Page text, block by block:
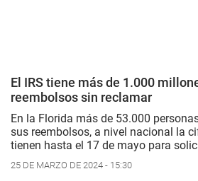
El IRS tiene más de 1.000
reembolsos sin reclamar
En la Florida más de 53.000
sus reembolsos, a nivel nacional la
tienen hasta el 17 de mayo para
25 DE MARZO DE 2024 - 15:30